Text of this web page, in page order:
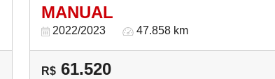
MANUAL
2022/2023 47.858 km
R$ 61.520